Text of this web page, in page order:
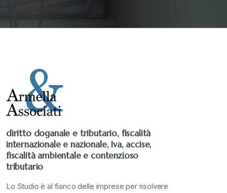
diritto doganale e tributario, fiscalità
internazionale e nazionale, Iva, accise,
fiscalità ambientale e contenzioso
tributario
Lo Studio è al fianco delle imprese per risolvere